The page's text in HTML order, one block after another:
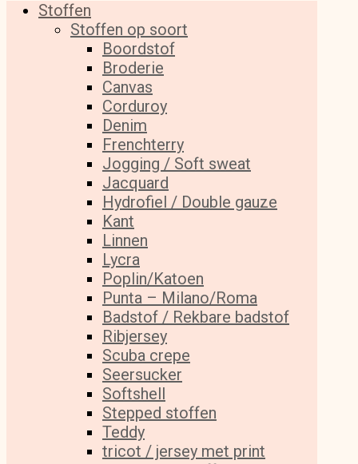
Stoffen
Stoffen op soort
Boordstof
Broderie
Canvas
Corduroy
Denim
Frenchterry
Jogging / Soft sweat
Jacquard
Hydrofiel / Double gauze
Kant
Linnen
Lycra
Poplin/Katoen
Punta – Milano/Roma
Badstof / Rekbare badstof
Ribjersey
Scuba crepe
Seersucker
Softshell
Stepped stoffen
Teddy
tricot / jersey met print